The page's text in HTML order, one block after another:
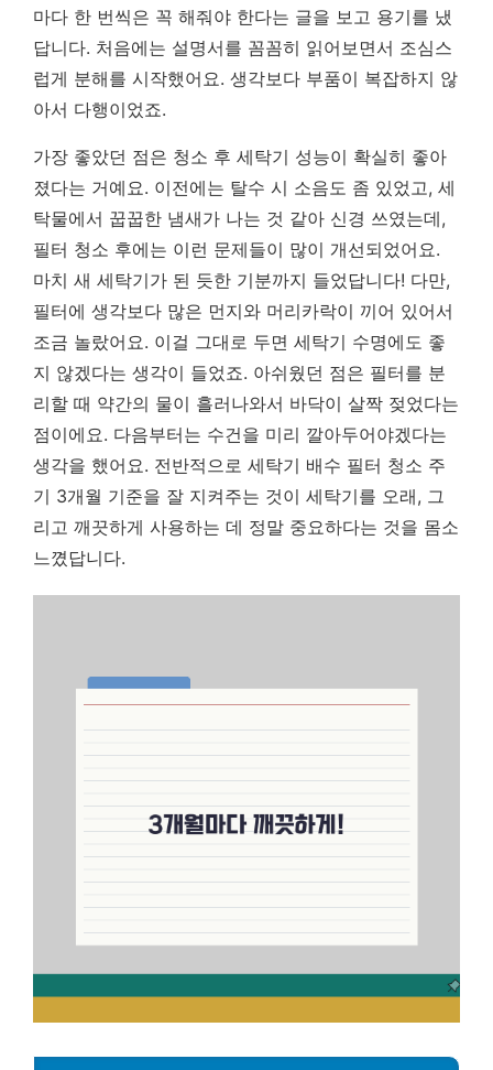
마다 한 번씩은 꼭 해줘야 한다는 글을 보고 용기를 냈
답니다. 처음에는 설명서를 꼼꼼히 읽어보면서 조심스
럽게 분해를 시작했어요. 생각보다 부품이 복잡하지 않
아서 다행이었죠.
가장 좋았던 점은 청소 후 세탁기 성능이 확실히 좋아
졌다는 거예요. 이전에는 탈수 시 소음도 좀 있었고, 세
탁물에서 꿉꿉한 냄새가 나는 것 같아 신경 쓰였는데,
필터 청소 후에는 이런 문제들이 많이 개선되었어요.
마치 새 세탁기가 된 듯한 기분까지 들었답니다! 다만,
필터에 생각보다 많은 먼지와 머리카락이 끼어 있어서
조금 놀랐어요. 이걸 그대로 두면 세탁기 수명에도 좋
지 않겠다는 생각이 들었죠. 아쉬웠던 점은 필터를 분
리할 때 약간의 물이 흘러나와서 바닥이 살짝 젖었다는
점이에요. 다음부터는 수건을 미리 깔아두어야겠다는
생각을 했어요. 전반적으로 세탁기 배수 필터 청소 주
기 3개월 기준을 잘 지켜주는 것이 세탁기를 오래, 그
리고 깨끗하게 사용하는 데 정말 중요하다는 것을 몸소
느꼈답니다.